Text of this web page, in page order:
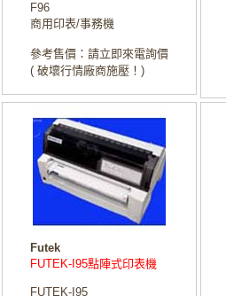
F96
商用印表/事務機
參考售價：請立即來電詢價
( 破壞行情廠商施壓！)
Futek
FUTEK-I95點陣式印表機
FUTEK-I95